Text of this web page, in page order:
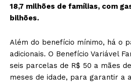
18,7 milhões de famílias, com
bilhões.
Além do benefício mínimo, há o
adicionais. O Benefício Variável
seis parcelas de R$ 50 a mães
meses de idade, para garantir a